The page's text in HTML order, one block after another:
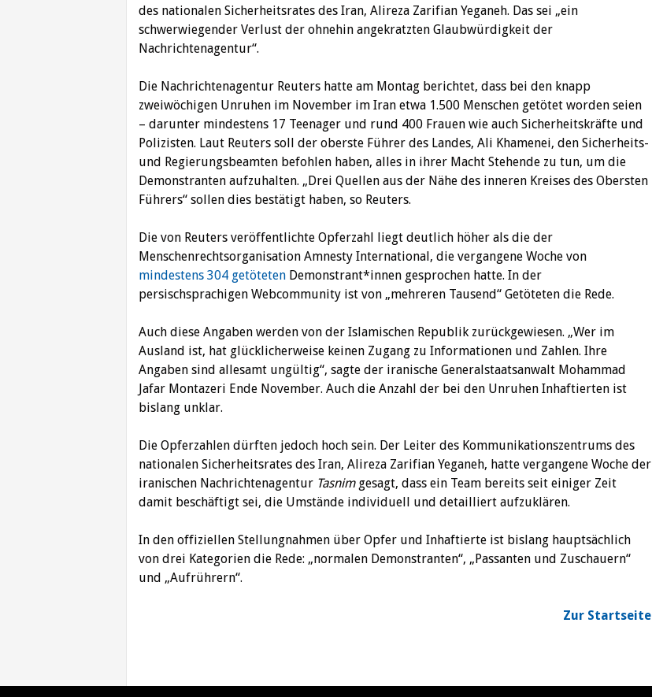
des nationalen Sicherheitsrates des Iran, Alireza Zarifian Yeganeh. Das sei „ein
schwerwiegender Verlust der ohnehin angekratzten Glaubwürdigkeit der
Nachrichtenagentur“.
Die Nachrichtenagentur Reuters hatte am Montag berichtet, dass bei den knapp
zweiwöchigen Unruhen im November im Iran etwa 1.500 Menschen getötet worden seien
– darunter mindestens 17 Teenager und rund 400 Frauen wie auch Sicherheitskräfte und
Polizisten. Laut Reuters soll der oberste Führer des Landes, Ali Khamenei, den Sicherheits-
und Regierungsbeamten befohlen haben, alles in ihrer Macht Stehende zu tun, um die
Demonstranten aufzuhalten. „Drei Quellen aus der Nähe des inneren Kreises des Obersten
Führers“ sollen dies bestätigt haben, so Reuters.
Die von Reuters veröffentlichte Opferzahl liegt deutlich höher als die der
Menschenrechtsorganisation Amnesty International, die vergangene Woche von
mindestens 304 getöteten Demonstrant*innen gesprochen hatte. In der
persischsprachigen Webcommunity ist von „mehreren Tausend“ Getöteten die Rede.
Auch diese Angaben werden von der Islamischen Republik zurückgewiesen. „Wer im
Ausland ist, hat glücklicherweise keinen Zugang zu Informationen und Zahlen. Ihre
Angaben sind allesamt ungültig“, sagte der iranische Generalstaatsanwalt Mohammad
Jafar Montazeri Ende November. Auch die Anzahl der bei den Unruhen Inhaftierten ist
bislang unklar.
Die Opferzahlen dürften jedoch hoch sein. Der Leiter des Kommunikationszentrums des
nationalen Sicherheitsrates des Iran, Alireza Zarifian Yeganeh, hatte vergangene Woche der
iranischen Nachrichtenagentur Tasnimgesagt, dass ein Team bereits seit einiger Zeit
damit beschäftigt sei, die Umstände individuell und detailliert aufzuklären.
In den offiziellen Stellungnahmen über Opfer und Inhaftierte ist bislang hauptsächlich
von drei Kategorien die Rede: „normalen Demonstranten“, „Passanten und Zuschauern“
und „Aufrührern“.
Zur Startseite